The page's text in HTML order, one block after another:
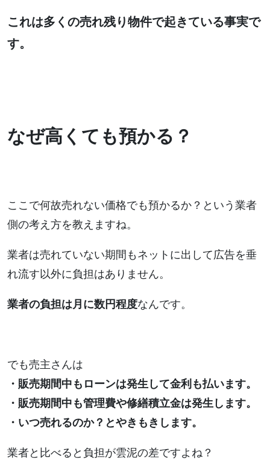
これは多くの売れ残り物件で起きている事実で
す。
なぜ高くても預かる？
ここで何故売れない価格でも預かるか？という業者
側の考え方を教えますね。
業者は売れていない期間もネットに出して広告を垂
れ流す以外に負担はありません。
業者の負担は月に数円程度なんです。
でも売主さんは
・販売期間中もローンは発生して金利も払います。
・販売期間中も管理費や修繕積立金は発生します。
・いつ売れるのか？とやきもきします。
業者と比べると負担が雲泥の差ですよね？